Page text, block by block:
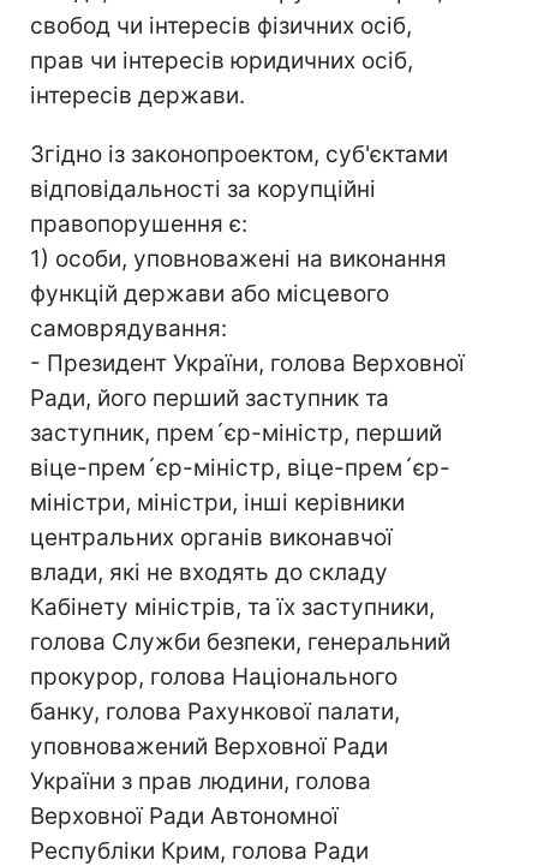
свобод чи інтересів фізичних осіб,
прав чи інтересів юридичних осіб,
інтересів держави.
Згідно із законопроектом, суб'єктами
відповідальності за корупційні
правопорушення є:
1) особи, уповноважені на виконання
функцій держави або місцевого
самоврядування:
- Президент України, голова Верховної
Ради, його перший заступник та
заступник, прем´єр-міністр, перший
віце-прем´єр-міністр, віце-прем´єр-
міністри, міністри, інші керівники
центральних органів виконавчої
влади, які не входять до складу
Кабінету міністрів, та їх заступники,
голова Служби безпеки, генеральний
прокурор, голова Національного
банку, голова Рахункової палати,
уповноважений Верховної Ради
України з прав людини, голова
Верховної Ради Автономної
Республіки Крим, голова Ради